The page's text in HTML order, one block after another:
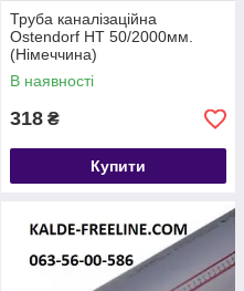
Труба каналізаційна
Ostendorf HT 50/2000мм.
(Німеччина)
В наявності
318 ₴
Купити